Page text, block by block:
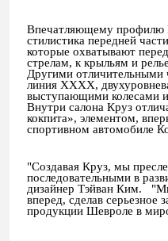
Впечатляющему профилю
стилистика передней
которые охватывают
стрелам, к крыльям и
Другими отличительными
линия ХХХХ,
выступающими колесами
Внутри салона Круз
кокпита», элементом,
спортивном автомобиле
"Создавая Круз, мы
последовательными в
дизайнер Тэйван Ким.
вперед, сделав серьезное
продукции Шевроле в